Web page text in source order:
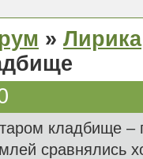
» Лирика
кладбище –
сравнялись